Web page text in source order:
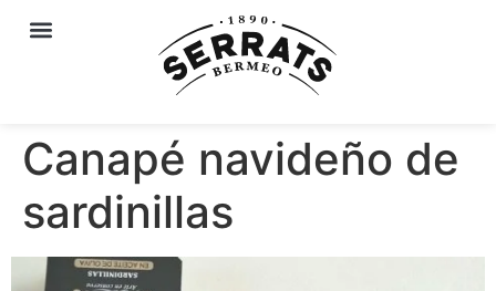
Canapé navideño de
sardinillas